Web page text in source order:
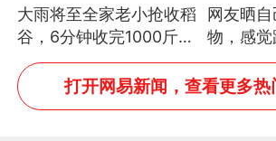
大雨将至全家老小抢收稻
谷，6分钟收完1000斤，
没有一个人掉链子
网友晒
物，感觉
些不一样
打开网易新闻，查看更多热